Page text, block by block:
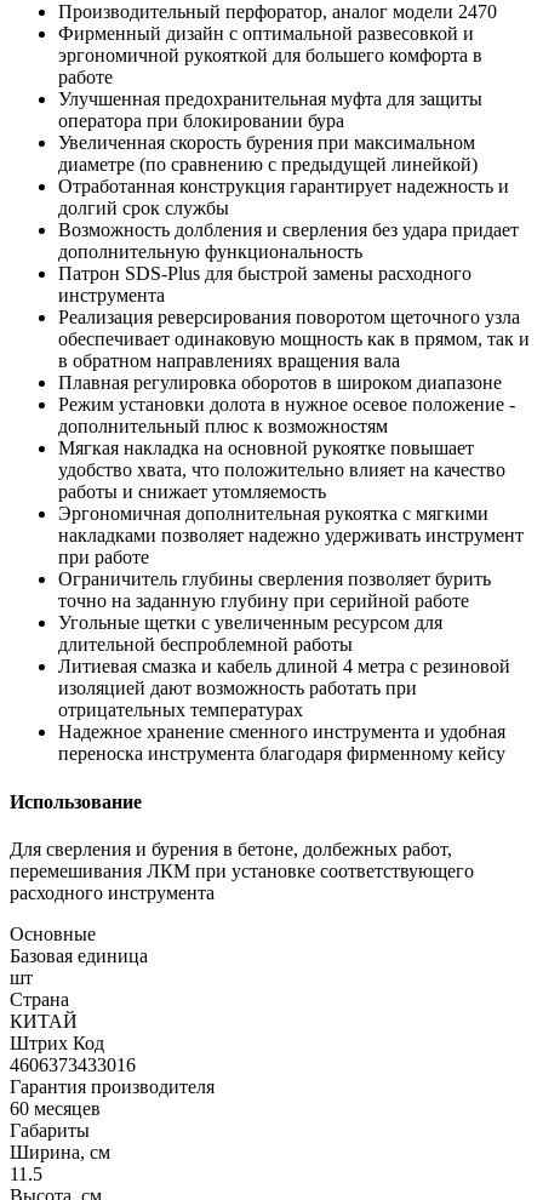
Производительный перфоратор, аналог модели 2470
Фирменный дизайн с оптимальной развесовкой и
эргономичной рукояткой для большего комфорта в
работе
Улучшенная предохранительная муфта для защиты
оператора при блокировании бура
Увеличенная скорость бурения при максимальном
диаметре (по сравнению с предыдущей линейкой)
Отработанная конструкция гарантирует надежность и
долгий срок службы
Возможность долбления и сверления без удара придает
дополнительную функциональность
Патрон SDS-Plus для быстрой замены расходного
инструмента
Реализация реверсирования поворотом щеточного узла
обеспечивает одинаковую мощность как в прямом, так и
в обратном направлениях вращения вала
Плавная регулировка оборотов в широком диапазоне
Режим установки долота в нужное осевое положение -
дополнительный плюс к возможностям
Мягкая накладка на основной рукоятке повышает
удобство хвата, что положительно влияет на качество
работы и снижает утомляемость
Эргономичная дополнительная рукоятка с мягкими
накладками позволяет надежно удерживать инструмент
при работе
Ограничитель глубины сверления позволяет бурить
точно на заданную глубину при серийной работе
Угольные щетки с увеличенным ресурсом для
длительной беспроблемной работы
Литиевая смазка и кабель длиной 4 метра с резиновой
изоляцией дают возможность работать при
отрицательных температурах
Надежное хранение сменного инструмента и удобная
переноска инструмента благодаря фирменному кейсу
Использование
Для сверления и бурения в бетоне, долбежных работ,
перемешивания ЛКМ при установке соответствующего
расходного инструмента
Основные
Базовая единица
шт
Страна
КИТАЙ
Штрих Код
4606373433016
Гарантия производителя
60 месяцев
Габариты
Ширина, см
11.5
Высота, см